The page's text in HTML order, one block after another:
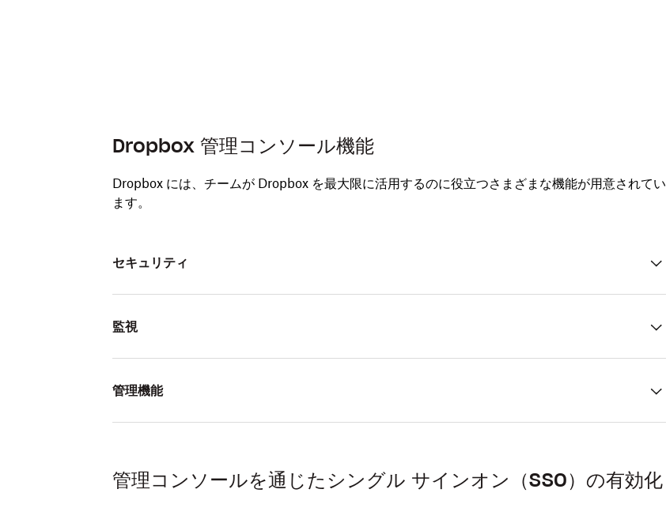
Dropbox 管理コンソール機能
Dropbox には、チームが Dropbox を最大限に活用するのに役立つさまざまな機能が用意されてい
ます。
セキュリティ
監視
管理機能
管理コンソールを通じたシングル サインオン（SSO）の有効化